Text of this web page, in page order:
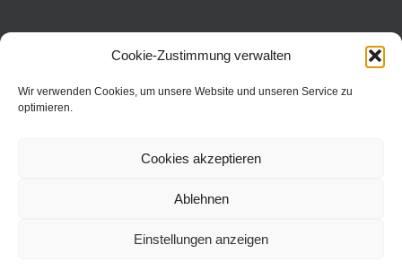
Cookie-Zustimmung verwalten
Wir verwenden Cookies, um unsere Website und unseren Service zu
optimieren.
Cookies akzeptieren
Ablehnen
Einstellungen anzeigen
Copyright 2016 Dr. Neinhaus Verlag AG | Wollgrasweg 31 | 70599